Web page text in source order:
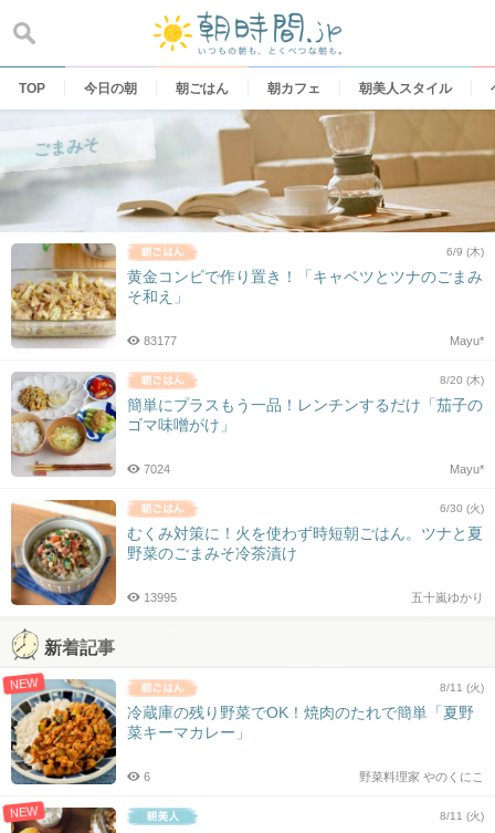
content
TOP 今日の朝 朝ごはん 朝カフェ 朝美人スタイル
ごまみそ
6/9 (木)
黄金コンビで作り置き！「キャベツとツナのごまみ
そ和え」
Mayu*
83177
8/20 (木)
簡単にプラスもう一品！レンチンするだけ「茄子の
ゴマ味噌がけ」
Mayu*
7024
6/30 (火)
むくみ対策に！火を使わず時短朝ごはん。ツナと夏
野菜のごまみそ冷茶漬け
五十嵐ゆかり
13995
新着記事
NEW 8/11 (火)
冷蔵庫の残り野菜でOK！焼肉のたれで簡単「夏野
菜キーマカレー」
野菜料理家 やのくにこ
6
NEW 8/11 (火)